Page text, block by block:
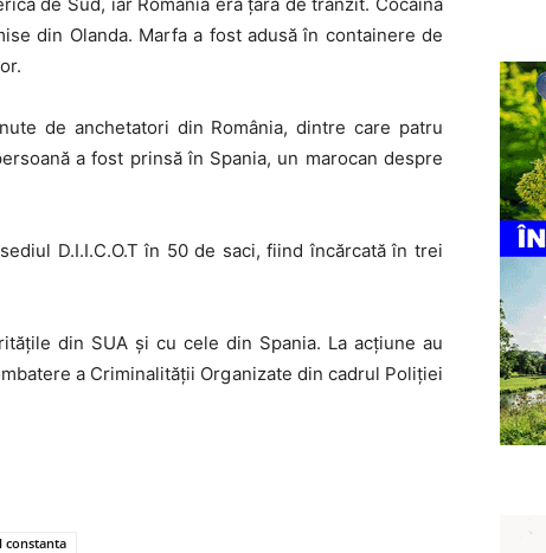
din Olanda. Marfa a fost adusă în containere de
de anchetatori din România, dintre care patru
a fost prinsă în Spania, un marocan despre
D.I.I.C.O.T în 50 de saci, fiind încărcată în trei
din SUA şi cu cele din Spania. La acţiune au
a Criminalităţii Organizate din cadrul Poliţiei
constanta